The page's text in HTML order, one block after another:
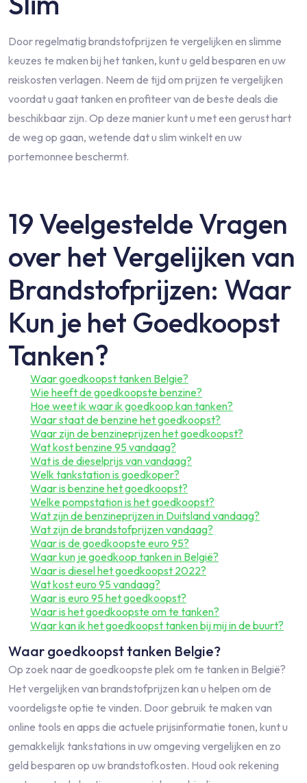
Door regelmatig brandstofprijzen te vergelijken en slimme
keuzes te maken bij het tanken, kunt u geld besparen en uw
reiskosten verlagen. Neem de tijd om prijzen te vergelijken
voordat u gaat tanken en profiteer van de beste deals die
beschikbaar zijn. Op deze manier kunt u met een gerust hart
de weg op gaan, wetende dat u slim winkelt en uw
portemonnee beschermt.
19 Veelgestelde Vragen
over het Vergelijken van
Brandstofprijzen: Waar
Kun je het Goedkoopst
Tanken?
Waar goedkoopst tanken Belgie?
Wie heeft de goedkoopste benzine?
Hoe weet ik waar ik goedkoop kan tanken?
Waar staat de benzine het goedkoopst?
Waar zijn de benzineprijzen het goedkoopst?
Wat kost benzine 95 vandaag?
Wat is de dieselprijs van vandaag?
Welk tankstation is goedkoper?
Waar is benzine het goedkoopst?
Welke pompstation is het goedkoopst?
Wat zijn de benzineprijzen in Duitsland vandaag?
Wat zijn de brandstofprijzen vandaag?
Waar is de goedkoopste euro 95?
Waar kun je goedkoop tanken in België?
Waar is diesel het goedkoopst 2022?
Wat kost euro 95 vandaag?
Waar is euro 95 het goedkoopst?
Waar is het goedkoopste om te tanken?
Waar kan ik het goedkoopst tanken bij mij in de buurt?
Waar goedkoopst tanken Belgie?
Op zoek naar de goedkoopste plek om te tanken in België?
Het vergelijken van brandstofprijzen kan u helpen om de
voordeligste optie te vinden. Door gebruik te maken van
online tools en apps die actuele prijsinformatie tonen, kunt u
gemakkelijk tankstations in uw omgeving vergelijken en zo
geld besparen op uw brandstofkosten. Houd ook rekening